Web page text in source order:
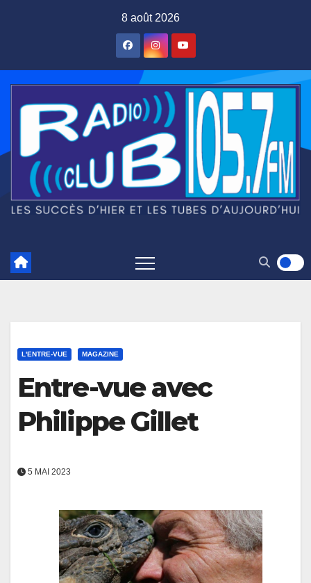
8 août 2026
L'ENTRE-VUE MAGAZINE
Entre-vue avec
Philippe Gillet
5 MAI 2023